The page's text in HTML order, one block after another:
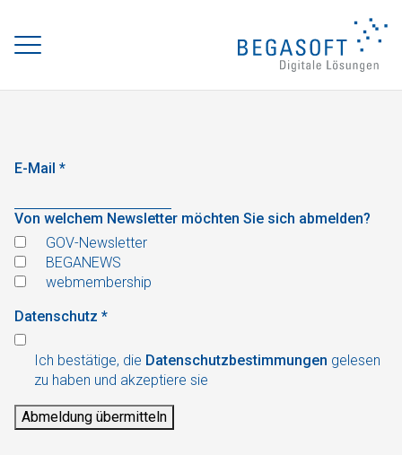
E-Mail *
Von welchem Newsletter möchten Sie sich abmelden?
GOV-Newsletter
BEGANEWS
webmembership
Datenschutz *
Ich bestätige, die Datenschutzbestimmungen gelesen
zu haben und akzeptiere sie
Abmeldung übermitteln